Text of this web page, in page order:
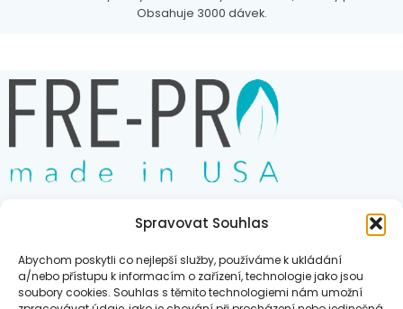
Spravovat Souhlas
Abychom poskytli co nejlepší služby, používáme k ukládání
a/nebo přístupu k informacím o zařízení, technologie jako jsou
soubory cookies. Souhlas s těmito technologiemi nám umožní
Obsahuje 3000 dávek.
Blog
Kontakt